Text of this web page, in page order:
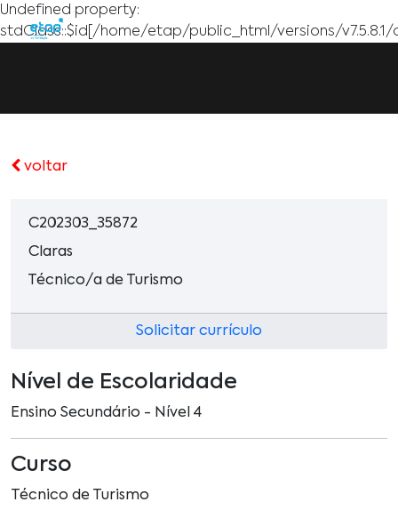
Undefined property:
stdClass::$id[/home/etap/public_html/versions/
voltar
C202303_35872
Claras
Técnico/a de Turismo
Solicitar currículo
Nível de Escolaridade
Ensino Secundário - Nível 4
Curso
Técnico de Turismo